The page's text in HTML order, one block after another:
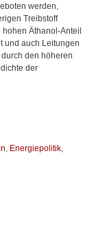
werden,
Treibstoff
Äthanol-Anteil
und auch Leitungen
den höheren
der
, Energiepolitik,